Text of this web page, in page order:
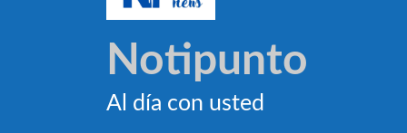
Notipunto
Al día con usted